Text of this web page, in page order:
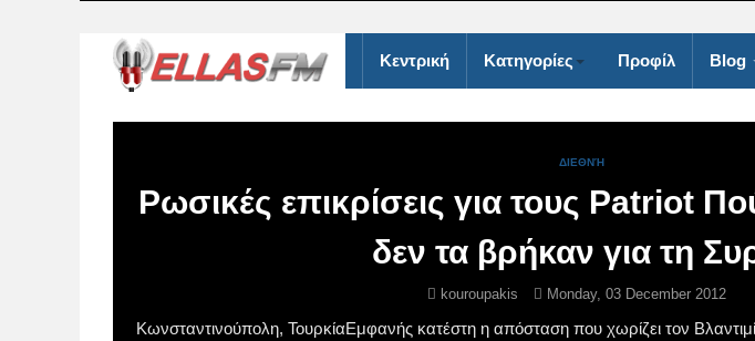
Κεντρική Κατηγορίες Προφίλ Blog
ΔΙΕΘΝΉ
Ρωσικές επικρίσεις για τους Patriot
δεν τα βρήκαν για τη
kouroupakis Monday, 03 December 2012
Κωνσταντινούπολη, ΤουρκίαΕμφανής κατέστη η απόσταση που χωρίζει τον